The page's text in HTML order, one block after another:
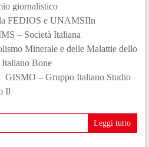
giornalistico
FEDIOS e UNAMSIIn
– Società Italiana
Minerale e delle Malattie dello
Bone
GISMO – Gruppo Italiano Studio
Il
Leggi tutto